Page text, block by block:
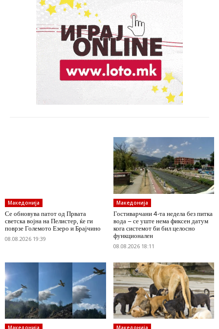
Македонија
Се обновува патот од Првата
светска војна на Пелистер, ќе ги
поврзе Големото Езеро и Брајчино
08.08.2026 19:39
Македонија
Гостиварчани 4-та недела без питка
вода – се уште нема фиксен датум
кога системот би бил целосно
функционален
08.08.2026 18:11